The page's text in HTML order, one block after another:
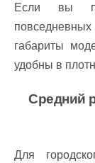
Если вы
габариты
удобны в
Средний
Для